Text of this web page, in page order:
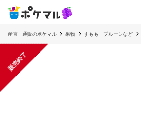
産直・通販のポケマル 果物 すもも・プルーンなど
販売終了